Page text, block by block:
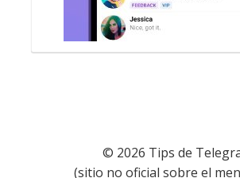
© 2026 Tips de
(sitio no oficial sobre el